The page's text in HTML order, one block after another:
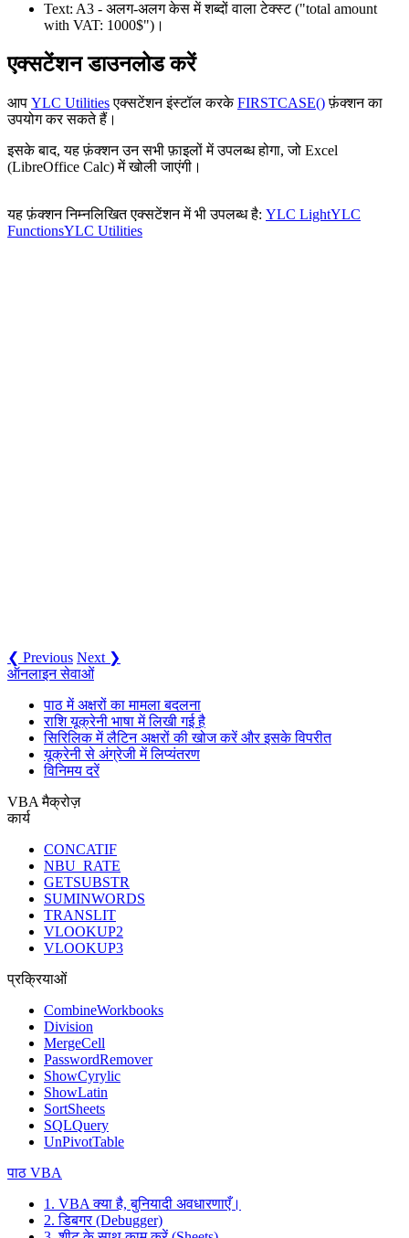
Text: A3 - अलग-अलग केस में शब्दों वाला टेक्स्ट("total amount
with VAT: 1000$") ।
एक्सटेंशन डाउनलोड करें
आप YLC Utilitiesएक्सटेंशन इंस्टॉल करकेFIRSTCASE()फ़ंक्शन का
उपयोग कर सकते हैं।
इसके बाद, यह फ़ंक्शन उन सभी फ़ाइलों में उपलब्ध होगा, जो Excel
(LibreOffice Calc) में खोली जाएंगी।
यह फ़ंक्शन निम्नलिखित एक्सटेंशन में भी उपलब्ध है: YLC LightYLC
FunctionsYLC Utilities
❮ Previous Next ❯
ऑनलाइन सेवाओं
पाठ में अक्षरों का मामला बदलना
राशि यूक्रेनी भाषा में लिखी गई है
सिरिलिक में लैटिन अक्षरों की खोज करें और इसके विपरीत
यूक्रेनी से अंग्रेजी में लिप्यंतरण
विनिमय दरें
VBA मैक्रोज़
कार्य
CONCATIF
NBU_RATE
GETSUBSTR
SUMINWORDS
TRANSLIT
VLOOKUP2
VLOOKUP3
प्रक्रियाओं
CombineWorkbooks
Division
MergeCell
PasswordRemover
ShowCyrylic
ShowLatin
SortSheets
SQLQuery
UnPivotTable
पाठ VBA
1. VBA क्या है, बुनियादी अवधारणाएँ।
2. डिबगर (Debugger)